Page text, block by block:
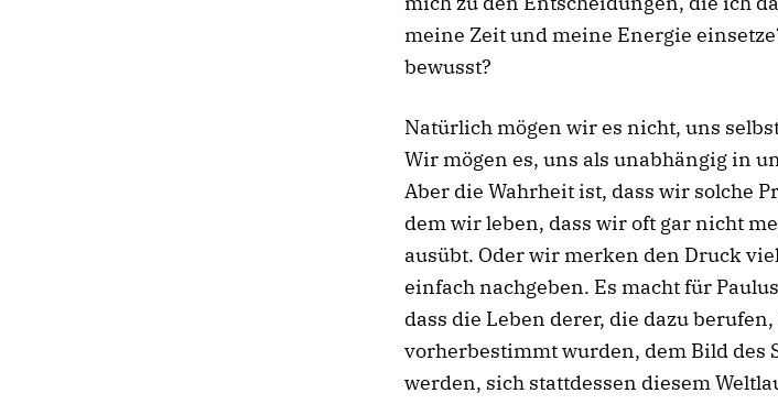
meine Zeit und meine Energie
bewusst?
Natürlich mögen wir es nicht, uns
Wir mögen es, uns als unabhängig in
Aber die Wahrheit ist, dass wir solche
dem wir leben, dass wir oft gar nicht
ausübt. Oder wir merken den Druck
einfach nachgeben. Es macht für
dass die Leben derer, die dazu
vorherbestimmt wurden, dem Bild des
werden, sich stattdessen diesem